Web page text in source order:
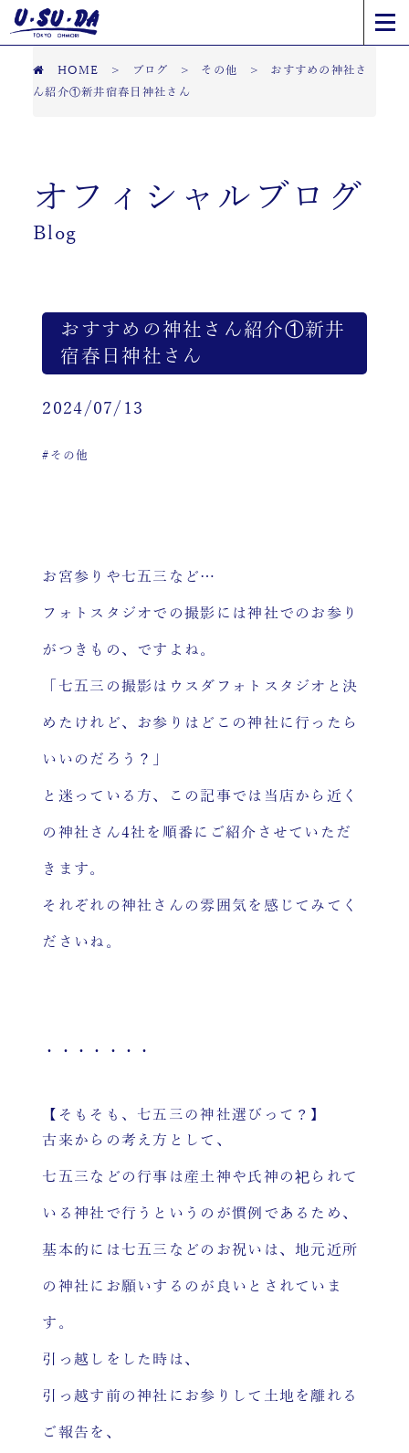
HOME > ブログ > その他 > おすすめの神社さ
ん紹介①新井宿春日神社さん
オフィシャルブログ
Blog
おすすめの神社さん紹介①新井
宿春日神社さん
2024/07/13
#その他
お宮参りや七五三など…
フォトスタジオでの撮影には神社でのお参り
がつきもの、ですよね。
「七五三の撮影はウスダフォトスタジオと決
めたけれど、お参りはどこの神社に行ったら
いいのだろう？」
と迷っている方、この記事では当店から近く
の神社さん4社を順番にご紹介させていただ
きます。
それぞれの神社さんの雰囲気を感じてみてく
ださいね。
・・・・・・・
【そもそも、七五三の神社選びって？】
古来からの考え方として、
七五三などの行事は産土神や氏神の祀られて
いる神社で行うというのが慣例であるため、
基本的には七五三などのお祝いは、地元近所
の神社にお願いするのが良いとされていま
す。
引っ越しをした時は、
引っ越す前の神社にお参りして土地を離れる
ご報告を、